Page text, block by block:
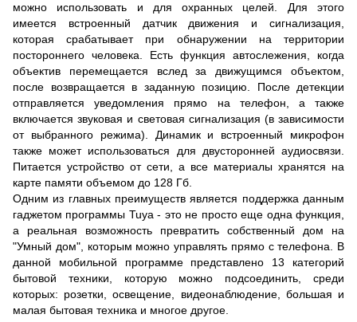
можно использовать и для охранных целей. Для этого
имеется встроенный датчик движения и сигнализация,
которая срабатывает при обнаружении на территории
постороннего человека. Есть функция автослежения, когда
объектив перемещается вслед за движущимся объектом,
после возвращается в заданную позицию. После детекции
отправляется уведомления прямо на телефон, а также
включается звуковая и световая сигнализация (в зависимости
от выбранного режима). Динамик и встроенный микрофон
также может использоваться для двусторонней аудиосвязи.
Питается устройство от сети, а все материалы хранятся на
карте памяти объемом до 128 Гб.
Одним из главных преимуществ является поддержка данным
гаджетом программы Tuya - это не просто еще одна функция,
а реальная возможность превратить собственный дом на
"Умный дом", которым можно управлять прямо с телефона. В
данной мобильной программе представлено 13 категорий
бытовой техники, которую можно подсоединить, среди
которых: розетки, освещение, видеонаблюдение, большая и
малая бытовая техника и многое другое.